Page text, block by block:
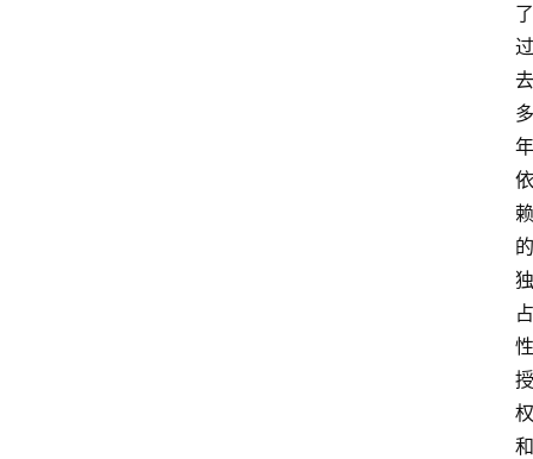
了
过
去
多
年
依
赖
的
独
占
性
授
权
和